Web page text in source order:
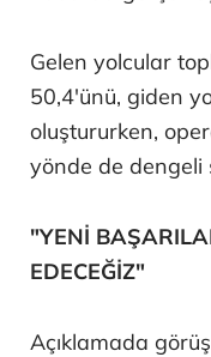
Gelen yolcular
50,4'ünü, giden
oluştururken,
yönde de dengeli
"YENİ
EDECEĞİZ"
Açıklamada